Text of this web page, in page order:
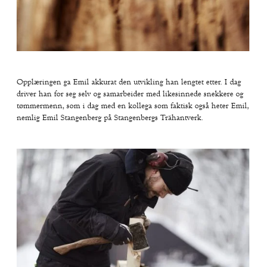
Opplæringen ga Emil akkurat den utvikling han lengtet etter. I dag
driver han for seg selv og samarbeider med likesinnede snekkere og
tømmermenn, som i dag med en kollega som faktisk også heter Emil,
nemlig Emil Stangenberg på Stangenbergs Trähantverk.